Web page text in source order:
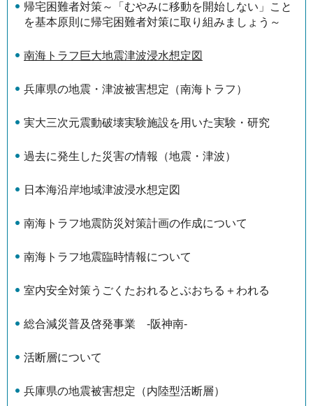
帰宅困難者対策～「むやみに移動を開始しない」こと
を基本原則に帰宅困難者対策に取り組みましょう～
南海トラフ巨大地震津波浸水想定図
兵庫県の地震・津波被害想定（南海トラフ）
実大三次元震動破壊実験施設を用いた実験・研究
過去に発生した災害の情報（地震・津波）
日本海沿岸地域津波浸水想定図
南海トラフ地震防災対策計画の作成について
南海トラフ地震臨時情報について
室内安全対策うごくたおれるとぶおちる＋われる
総合減災普及啓発事業 -阪神南-
活断層について
兵庫県の地震被害想定（内陸型活断層）